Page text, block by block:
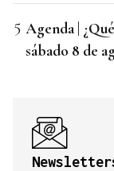
Agenda |
sábado 8 de